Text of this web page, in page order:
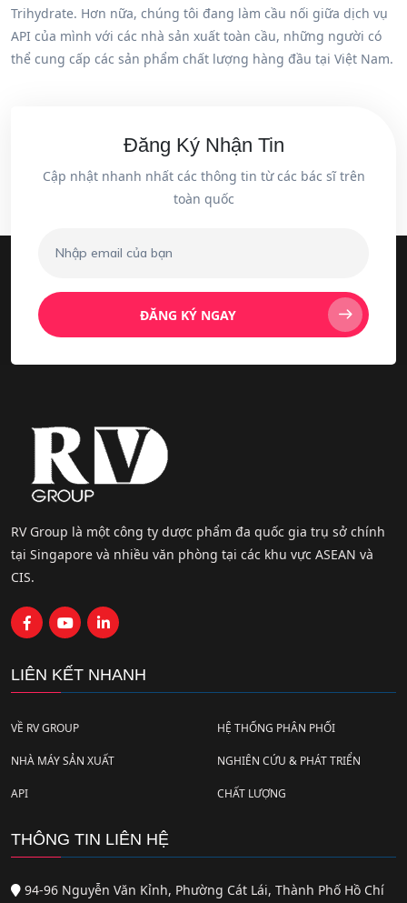
Trihydrate. Hơn nữa, chúng tôi đang làm cầu nối giữa dịch vụ
API của mình với các nhà sản xuất toàn cầu, những người có
thể cung cấp các sản phẩm chất lượng hàng đầu tại Việt Nam.
Đăng Ký Nhận Tin
Cập nhật nhanh nhất các thông tin từ các bác sĩ trên
toàn quốc
ĐĂNG KÝ NGAY
RV Group là một công ty dược phẩm đa quốc gia trụ sở chính
tại Singapore và nhiều văn phòng tại các khu vực ASEAN và
CIS.
LIÊN KẾT NHANH
VỀ RV GROUP HỆ THỐNG PHÂN PHỐI
NHÀ MÁY SẢN XUẤT NGHIÊN CỨU & PHÁT TRIỂN
API CHẤT LƯỢNG
THÔNG TIN LIÊN HỆ
94-96 Nguyễn Văn Kỉnh, Phường Cát Lái, Thành Phố Hồ Chí